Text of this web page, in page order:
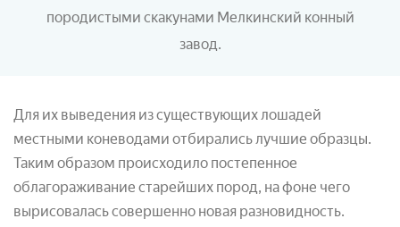
породистыми скакунами Мелкинский конный
завод.
Для их выведения из существующих лошадей
местными коневодами отбирались лучшие образцы.
Таким образом происходило постепенное
облагораживание старейших пород, на фоне чего
вырисовалась совершенно новая разновидность.